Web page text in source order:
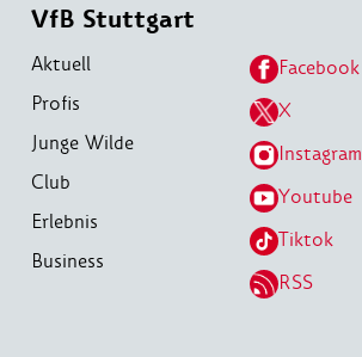
VfB Stuttgart
Aktuell
Profis
Junge Wilde
Club
Erlebnis
Business
Facebook
X
Instagram
Youtube
Tiktok
RSS